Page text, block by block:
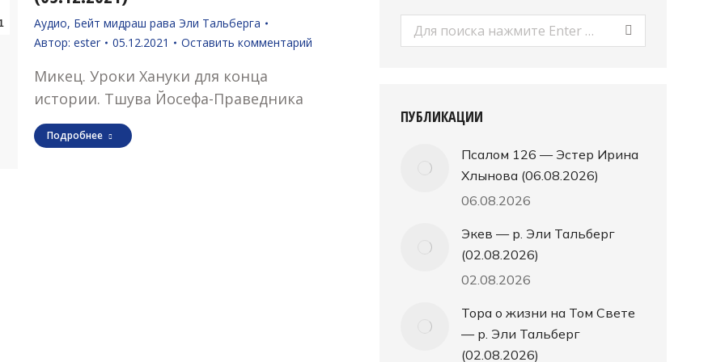
Аудио, Бейт мидраш рава Эли Тальберга
Автор: ester 05.12.2021 Оставить комментарий
Микец. Уроки Хануки для конца
истории. Тшува Йосефа-Праведника
Подробнее
Поиск:
ПУБЛИКАЦИИ
Псалом 126 — Эстер Ирина
Хлынова (06.08.2026)
06.08.2026
Экев — р. Эли Тальберг
(02.08.2026)
02.08.2026
Тора о жизни на Том Свете
— р. Эли Тальберг
(02.08.2026)